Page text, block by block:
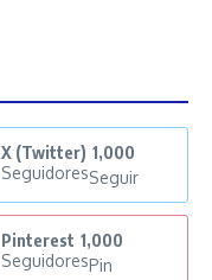
X (Twitter) 1,000
SeguidoresSeguir
Pinterest 1,000
SeguidoresPin